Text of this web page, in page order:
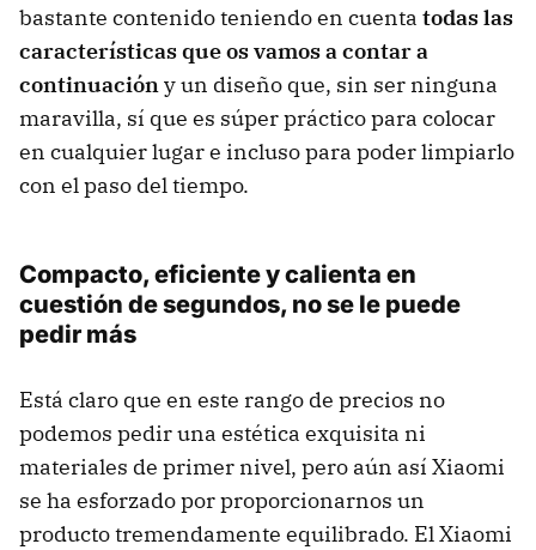
bastante contenido teniendo en cuenta todas las
características que os vamos a contar a
continuacióny un diseño que, sin ser ninguna
maravilla, sí que es súper práctico para colocar
en cualquier lugar e incluso para poder limpiarlo
con el paso del tiempo.
Compacto, eficiente y calienta en
cuestión de segundos, no se le puede
pedir más
Está claro que en este rango de precios no
podemos pedir una estética exquisita ni
materiales de primer nivel, pero aún así Xiaomi
se ha esforzado por proporcionarnos un
producto tremendamente equilibrado. El Xiaomi